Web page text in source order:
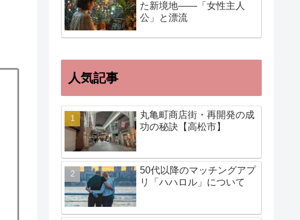
た新境地——「女性主人
公」と漂流
人気記事
丸亀町商店街・再開発の成
功の秘訣【高松市】
50代以降のマッチングアプ
リ「ハハロル」について